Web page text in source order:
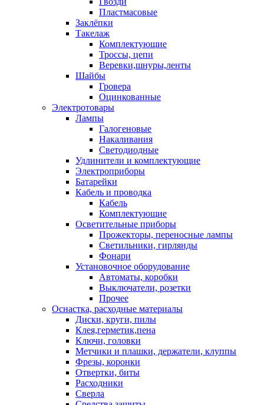
Пластмасовые
Заклёпки
Такелаж
Комплектующие
Троссы, цепи
Веревки,шнуры,ленты
Шайбы
Гровера
Оцинкованные
Электротовары
Лампы
Галогеновые
Накаливания
Светодиодные
Удлинители и комплектующие
Электроприборы
Батарейки
Кабель и проводка
Кабель
Комплектующие
Осветительные приборы
Прожекторы, переносные лампы
Светильники, гирлянды
Фонари
Установочное оборудование
Автоматы, коробки
Выключатели, розетки
Прочее
Оснастка, расходные материалы
Диски, круги, пилы
Клея,герметик,пена
Ключи, головки
Метчики и плашки, держатели, клуппы
Фрезы, коронки
Отвертки, биты
Расходники
Сверла